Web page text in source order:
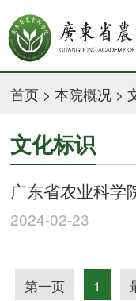
首页 >本院概况 >
文化标识
广东省农业科学
2024-02-23
第一页 1